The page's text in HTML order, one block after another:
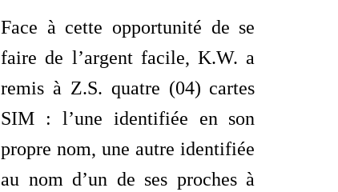
Face à cette opportunité de se
faire de l’argent facile, K.W. a
remis à Z.S. quatre (04) cartes
SIM : l’une identifiée en son
propre nom, une autre identifiée
au nom d’un de ses proches à